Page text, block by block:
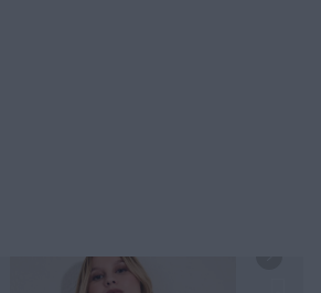
RECORTE PRETO E CALÇA